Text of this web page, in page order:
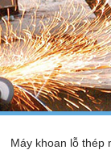
Máy khoan lỗ thép